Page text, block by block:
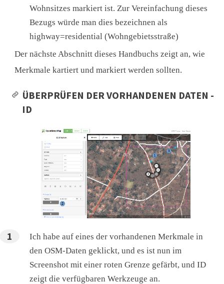
Wohnsitzes markiert ist. Zur Vereinfachung dieses
Bezugs würde man dies bezeichnen als
highway=residential (Wohngebietsstraße)
Der nächste Abschnitt dieses Handbuchs zeigt an, wie
Merkmale kartiert und markiert werden sollten.
ÜBERPRÜFEN DER VORHANDENEN DATEN -
ID
Ich habe auf eines der vorhandenen Merkmale in
den OSM-Daten geklickt, und es ist nun im
Screenshot mit einer roten Grenze gefärbt, und ID
zeigt die verfügbaren Werkzeuge an.